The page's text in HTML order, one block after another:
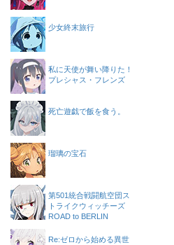
少女終末旅行
私に天使が舞い降りた！
プレシャス・フレンズ
死亡遊戯で飯を食う。
瑠璃の宝石
第501統合戦闘航空団ス
トライクウィッチーズ
ROAD to BERLIN
Re:ゼロから始める異世